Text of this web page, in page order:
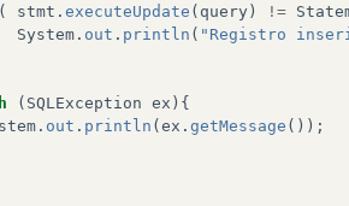
( stmt . executeUpdate ( query ) !=
System . out . println ( "Registro
( SQLException ex ){
. out . println ( ex . getMessage ());